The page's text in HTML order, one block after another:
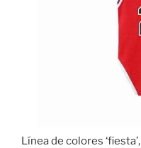
Línea de colores ‘fiesta’,